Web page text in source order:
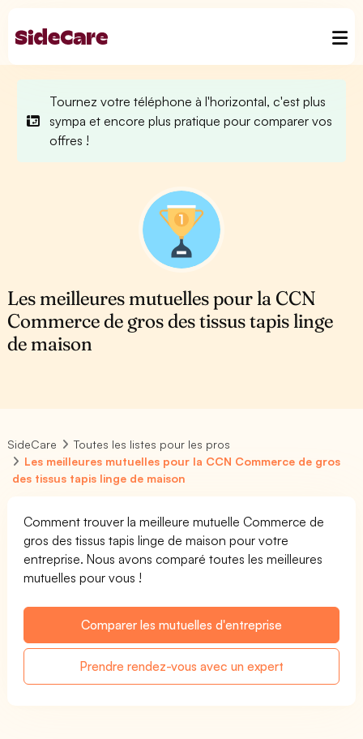
Tournez votre téléphone à l'horizontal, c'est plus
sympa et encore plus pratique pour comparer vos
offres !
Les meilleures mutuelles pour la CCN
Commerce de gros des tissus tapis linge
de maison
SideCare
Toutes les listes pour les pros
Les meilleures mutuelles pour la CCN Commerce de gros
des tissus tapis linge de maison
Comment trouver la meilleure mutuelle Commerce de
gros des tissus tapis linge de maison pour votre
entreprise. Nous avons comparé toutes les meilleures
mutuelles pour vous !
Comparer les mutuelles d'entreprise
Prendre rendez-vous avec un expert